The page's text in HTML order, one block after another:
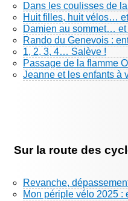
Dans les coulisses de
Huit filles, huit vélos…
Damien au sommet…
Rando du Genevois :
1, 2, 3, 4… Salève !
Passage de la flamme
Jeanne et les enfants à
Sur la route des
Revanche,
Mon périple vélo 2025 :